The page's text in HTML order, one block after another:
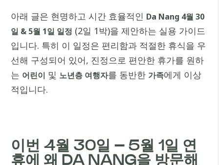
아래 글은 현명하고 시간 효율적인 Da Nang 4월 30
일 & 5월 1일 일정 (2일 1박)을 제안하는 실용 가이드
입니다. 특히 이 일정은 편리함과 적절한 휴식을 우
선해 구성되어 있어, 진정으로 편안한 휴가를 원하
는 어린이 및 노년층 여행자를 동반한 가족에게 이상
적입니다.
이번 4월 30일 – 5월 1일 연
휴에 왜 DA NANG을 방문해